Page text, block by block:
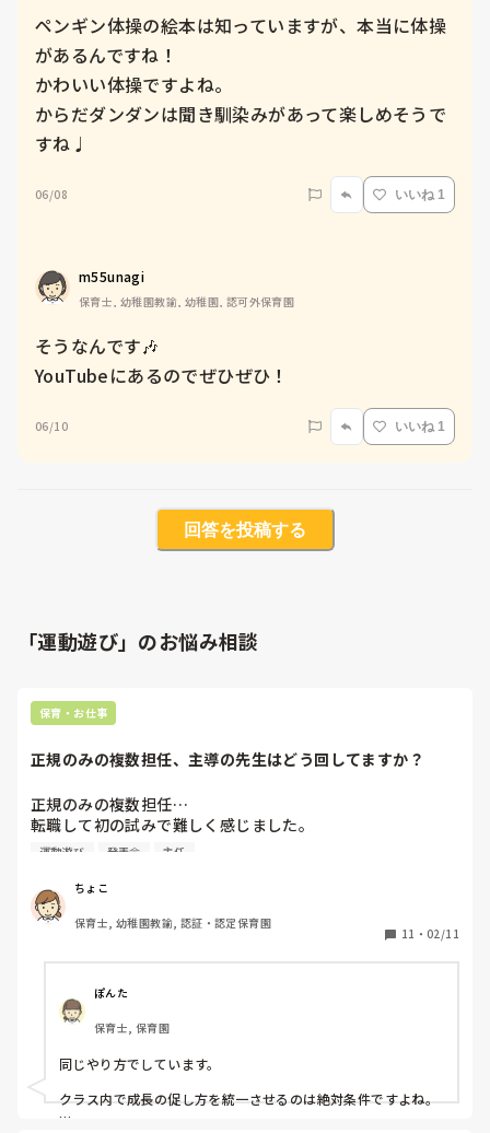
ペンギン体操の絵本は知っていますが、本当に体操
があるんですね！
かわいい体操ですよね。
からだダンダンは聞き馴染みがあって楽しめそうで
すね♩
06/08 いいね 1
m55unagi
保育士, 幼稚園教諭, 幼稚園, 認可外保育園
そうなんです🎶
YouTubeにあるのでぜひぜひ！
06/10 いいね 1
回答を投稿する
「運動遊び」のお悩み相談
保育・お仕事
正規のみの複数担任、主導の先生はどう回してますか？
正規のみの複数担任…
転職して初の試みで難しく感じました。
子ども達にお話したり活動を考えたりする、その日主導で行
う先生を全員で1週間交代でまわしています。
主じゃない週は掃除や補助などを行います。
今年1年このやり方でやってみましたが、
主が1週間で変わる為、活動や遊びに連続性がありません。
ここを育てたいなーとやり始めた遊びも途切れてしまいま
す…
運動会や発表会の時期が1番やりにくかったです。
クラス内では話し合えていましたが、それぞれの先生の思い
があるので中々難しかったです…
運動遊び 発表会 主任
ちょこ
保育士, 幼稚園教諭, 認証・認定保育園
11 ・ 02/11
ぽんた
保育士, 保育園
同じやり方でしています。
クラス内で成長の促し方を統一させるのは絶対条件ですよね。